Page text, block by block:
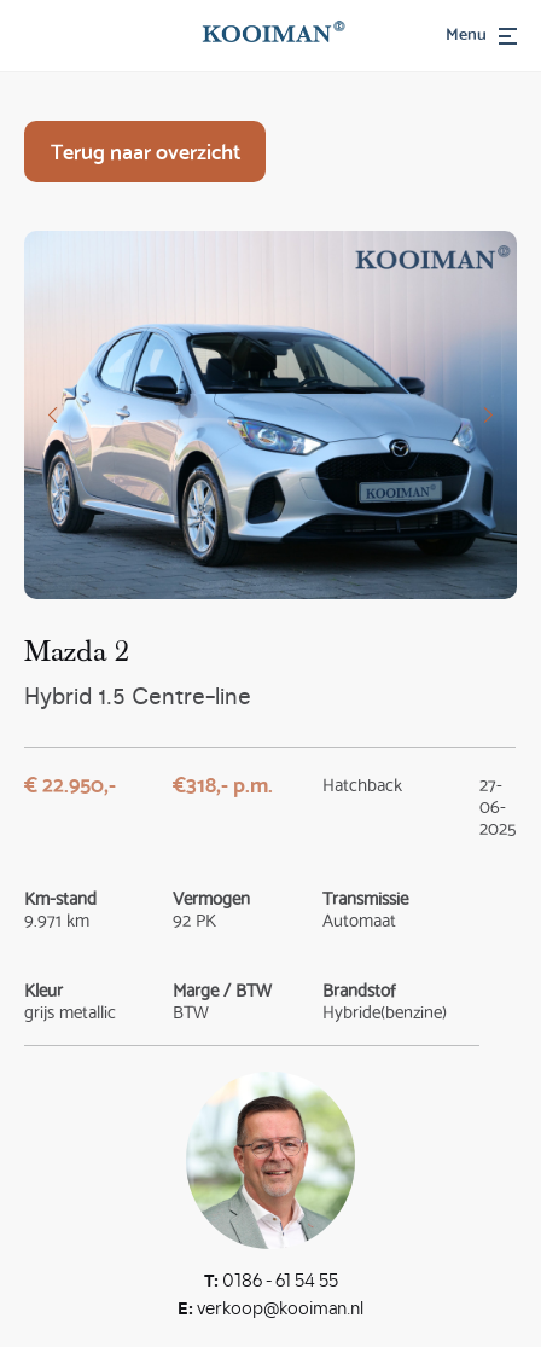
Menu
Terug naar overzicht
Mazda 2
Hybrid 1.5 Centre-line
€ 22.950,- €318,- p.m. Hatchback 27-
06-
2025
Km-stand
9.971 km
Vermogen
92 PK
Transmissie
Automaat
Kleur
grijs metallic
Marge / BTW
BTW
Brandstof
Hybride(benzine)
T: 0186 - 61 54 55
E: verkoop@kooiman.nl